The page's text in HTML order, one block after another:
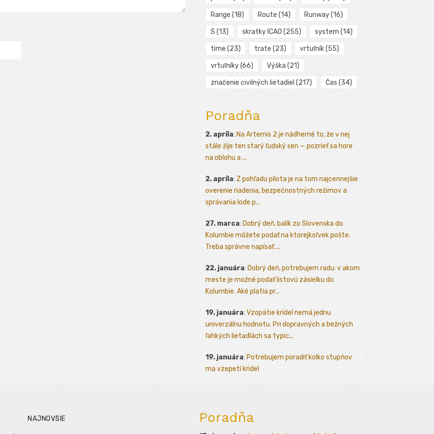
Range (18) Route (14) Runway(16)
S (13) skratky ICAO (255) system (14)
time (23) trate (23) vrtuľník(55)
vrtuľníky(66) Výška (21)
značenie civilných lietadiel (217) Čas (34)
Poradňa
2. apríla: Na Artemis 2 je nádherné to, že v nej
stále žije ten starý ľudský sen — pozrieť sa hore
na oblohu a ...
2. apríla: Z pohľadu pilota je na tom najcennejšie
overenie riadenia, bezpečnostných režimov a
správania lode p...
27. marca: Dobrý deň, balík zo Slovenska do
Kolumbie môžete podať na ktorejkoľvek pošte.
Treba správne napísať ...
22. januára: Dobrý deň, potrebujem radu: v akom
meste je možné podať listovú zásielku do
Kolumbie. Aké platia pr...
19. januára: Vzopätie krídel nemá jednu
univerzálnu hodnotu. Pri dopravných a bežných
ľahkých lietadlách sa typic...
19. januára: Potrebujem poradiť kolko stupňov
ma vzepetí kridel
NAJNOVŠIE Poradňa